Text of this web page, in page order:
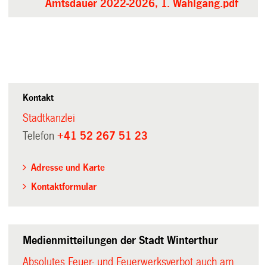
Amtsdauer 2022-2026, 1. Wahlgang.pdf
Kontakt
Stadtkanzlei
Telefon+41 52 267 51 23
Adresse und Karte
Kontaktformular
Medienmitteilungen der Stadt Winterthur
Absolutes Feuer- und Feuerwerksverbot auch am